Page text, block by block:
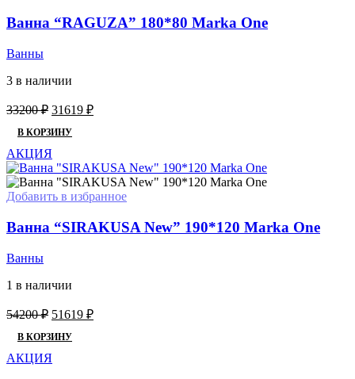
Ванна “RAGUZA” 180*80 Marka One
Ванны
3 в наличии
33200₽ Первоначальная
составляла
33200 ₽.
31619 ₽Текущая
В КОРЗИНУ
АКЦИЯ
Добавить в избранное
Ванна “SIRAKUSA New” 190*120 Marka One
Ванны
1 в наличии
54200₽ Первоначальная
составляла
54200 ₽.
51619 ₽Текущая
В КОРЗИНУ
АКЦИЯ